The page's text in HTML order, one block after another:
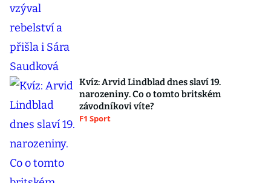
Kvíz: Arvid Lindblad dnes slaví 19.
narozeniny. Co o tomto britském
závodníkovi víte?
F1 Sport